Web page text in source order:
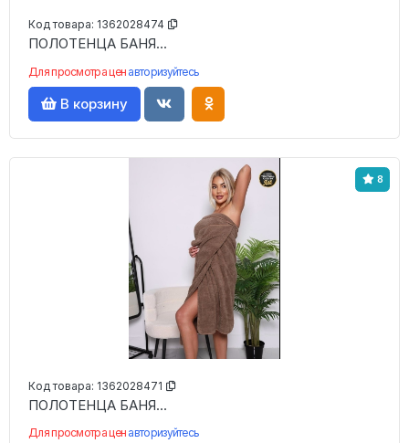
Код товара: 1362028474
ПОЛОТЕНЦА БАНЯ...
Для просмотра цен авторизуйтесь
В корзину
8
Код товара: 1362028471
ПОЛОТЕНЦА БАНЯ...
Для просмотра цен авторизуйтесь